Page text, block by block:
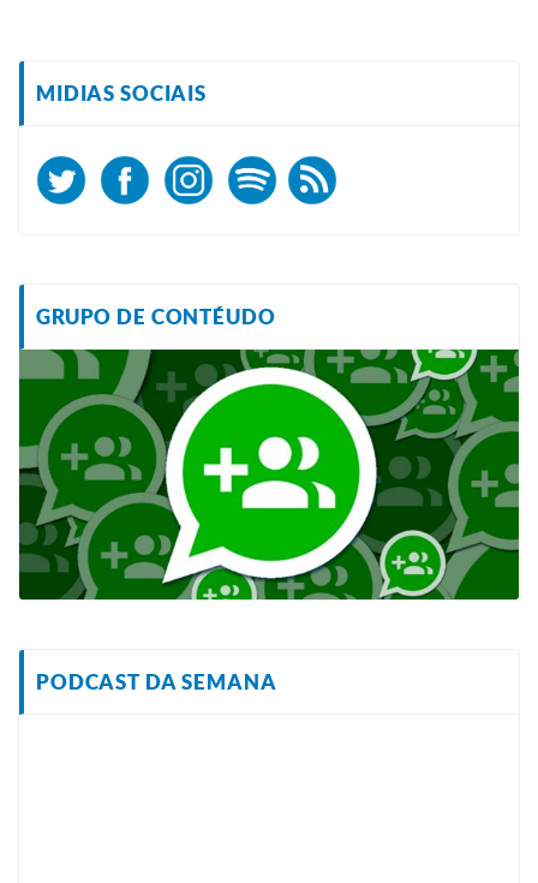
MIDIAS SOCIAIS
GRUPO DE CONTÉUDO
PODCAST DA SEMANA